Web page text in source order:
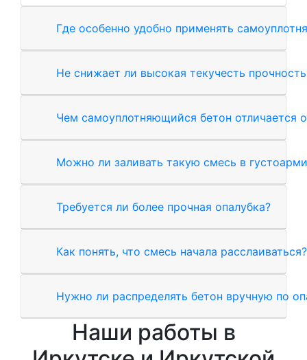
Где особенно удобно применять
Не снижает ли высокая текучесть
Чем самоуплотняющийся бетон отличается
Можно ли заливать такую смесь в
Требуется ли более прочная опалубка?
Как понять, что смесь начала расслаиваться?
Нужно ли распределять бетон вручную по
Наши работы в